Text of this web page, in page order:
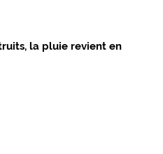
la pluie revient en